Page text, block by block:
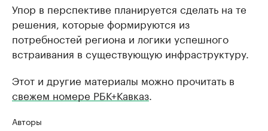
Упор в перспективе планируется сделать на те
решения, которые формируются из
потребностей региона и логики успешного
встраивания в существующую инфраструктуру.
Этот и другие материалы можно прочитать в
свежем номере РБК+Кавказ.
Авторы